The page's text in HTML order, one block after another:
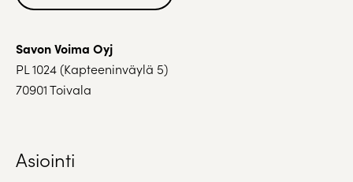
Savon Voima Oyj
PL 1024 (Kapteeninväylä 5)
70901 Toivala
Asiointi